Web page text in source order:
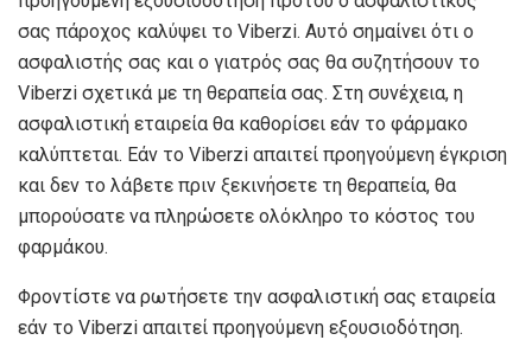
σας πάροχος καλύψει το Viberzi. Αυτό σημαίνει ότι ο
ασφαλιστής σας και ο γιατρός σας θα συζητήσουν το
Viberzi σχετικά με τη θεραπεία σας. Στη συνέχεια, η
ασφαλιστική εταιρεία θα καθορίσει εάν το φάρμακο
καλύπτεται. Εάν το Viberzi απαιτεί προηγούμενη έγκριση
και δεν το λάβετε πριν ξεκινήσετε τη θεραπεία, θα
μπορούσατε να πληρώσετε ολόκληρο το κόστος του
φαρμάκου.
Φροντίστε να ρωτήσετε την ασφαλιστική σας εταιρεία
εάν το Viberzi απαιτεί προηγούμενη εξουσιοδότηση.